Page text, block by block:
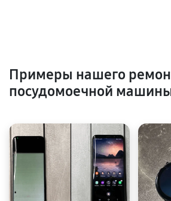
Примеры нашего
посудомоечной